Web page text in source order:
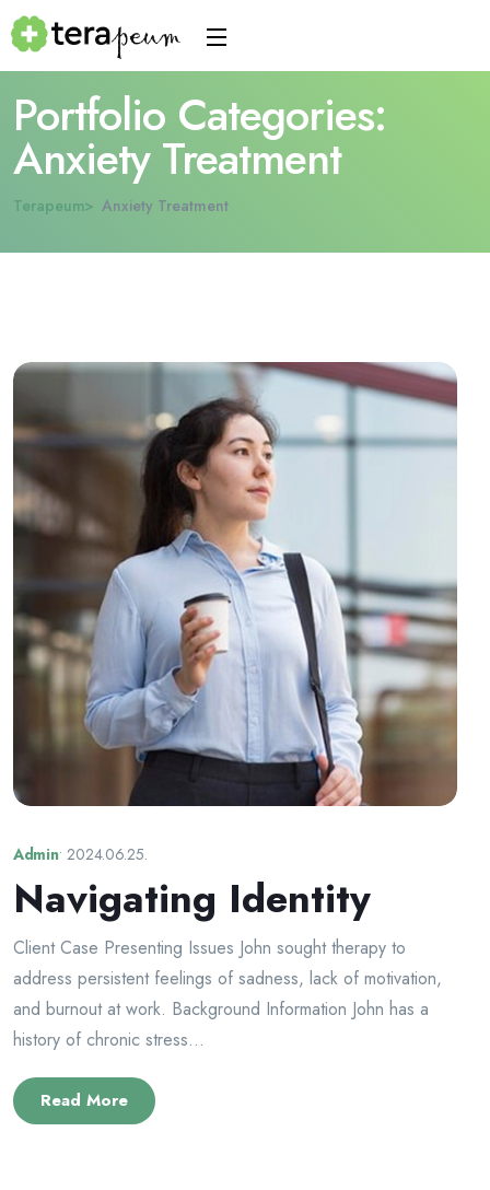
Portfolio Categories:
Anxiety Treatment
Terapeum Anxiety Treatment
Admin• 2024.06.25.
Navigating Identity
Client Case Presenting Issues John sought therapy to
address persistent feelings of sadness, lack of motivation,
and burnout at work. Background Information John has a
history of chronic stress...
Read More